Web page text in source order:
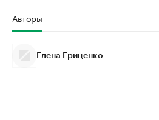
Авторы
Елена Гриценко